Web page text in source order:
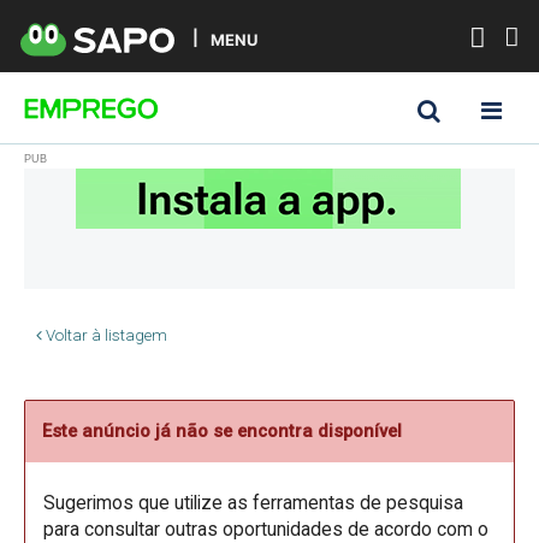
MENU
Voltar à listagem
Este anúncio já não se encontra disponível
Sugerimos que utilize as ferramentas de pesquisa
para consultar outras oportunidades de acordo com o